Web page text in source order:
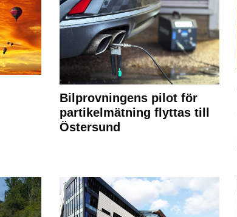
Bilprovningens pilot för
partikelmätning flyttas till
Östersund